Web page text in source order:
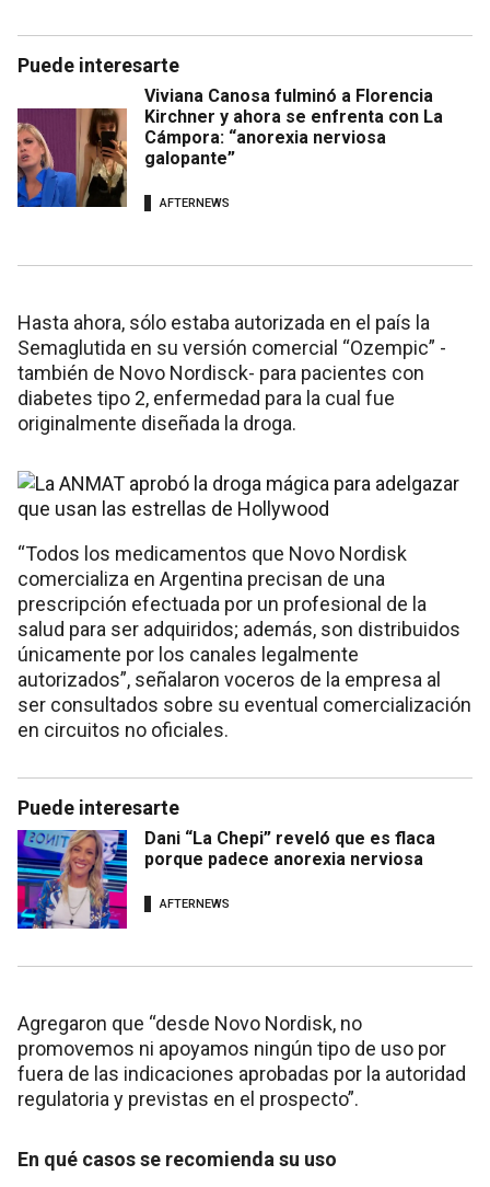
Puede interesarte
Viviana Canosa fulminó a Florencia
Kirchner y ahora se enfrenta con La
Cámpora: “anorexia nerviosa
galopante”
AFTERNEWS
Hasta ahora, sólo estaba autorizada en el país la
Semaglutida en su versión comercial “Ozempic” -
también de Novo Nordisck- para pacientes con
diabetes tipo 2, enfermedad para la cual fue
originalmente diseñada la droga.
“Todos los medicamentos que Novo Nordisk
comercializa en Argentina precisan de una
prescripción efectuada por un profesional de la
salud para ser adquiridos; además, son distribuidos
únicamente por los canales legalmente
autorizados”, señalaron voceros de la empresa al
ser consultados sobre su eventual comercialización
en circuitos no oficiales.
Puede interesarte
Dani “La Chepi” reveló que es flaca
porque padece anorexia nerviosa
AFTERNEWS
Agregaron que “desde Novo Nordisk, no
promovemos ni apoyamos ningún tipo de uso por
fuera de las indicaciones aprobadas por la autoridad
regulatoria y previstas en el prospecto”.
En qué casos se recomienda su uso